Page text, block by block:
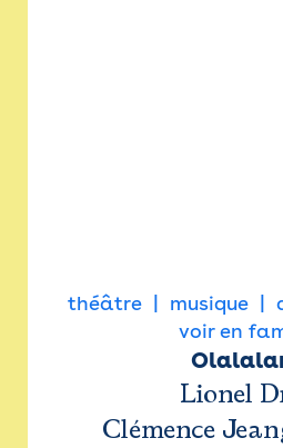
théâtre musique
voir en
Lionel
Clémence